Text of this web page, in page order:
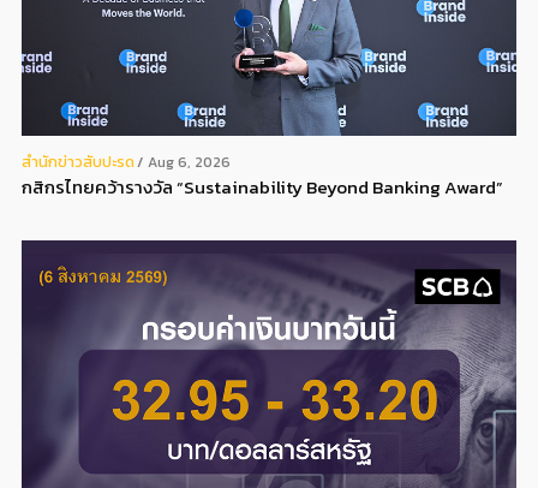
สํานักข่าวสับปะรด Aug 6, 2026
กสิกรไทยคว้ารางวัล “Sustainability Beyond Banking Award”